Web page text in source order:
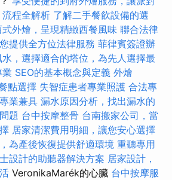
程全解析 了解二手餐飲設備的選
式外燴，呈現精緻西餐風味 聯合法律
提供全方位法律服務 菲律賓簽證辦
，選擇適合的塔位，為先人選擇最
SEO的基本概念與定義 外燴
點選擇 失智症患者專業照護 合法專
業兼具 漏水原因分析，找出漏水的
題 台中按摩整骨 台南搬家公司，當
居家清潔費用明細，讓您安心選擇
為產後恢復提供舒適環境 重聽專用
設計的助聽器解決方案 居家設計，
VeronikaMarék的心臟 台中按摩服